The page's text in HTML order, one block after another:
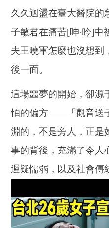
久久迴盪在臺大醫院的
子敏君在痛苦[呻·吟]中
夫王曉軍怎麼也沒想到
後一面。
這場噩夢的開始，卻源
怕的偏方——「觀音送
淵的，不是旁人，正是
事的背後，充滿了令人
遲疑懦弱，以及社會傳